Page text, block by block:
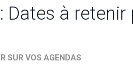
à retenir
SUR VOS AGENDAS